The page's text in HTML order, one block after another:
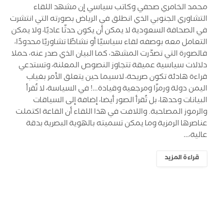
محمد الخامري صحفي وكاتب سياسي إن مشهد اللقاء
التشاوري الجنوبي الذي انطلق في الرياض بصورته التي انتشرت
في الصحافة السعودية لا يمكن أن يكون حدثًا عاديًا، ولا يمكن
التعامل معه بوصفه لقاء سياسيًا أو نشاطًا تشاوريًا محدودًا،
فالصورة التي تصدّرت المشهد، كما البيان الذي صدر عنه، حملا
دلالات سياسية عميقة تتجاوز النصوص المعلنة، وتستدعي
قراءة هادئة تكون صريحة، لاسيما حين يتعلق الأمر بغياب
اليمن دولة ورمزًا ومرجعية وقيادة…! في السياسة، لا تُقرأ
البيانات وحدها، بل تُقرأ الصور أيضا، إضافة إلى السياقات
والرموز المصاحبة. واللافت في هذا اللقاء أن القاعة اكتملت
عناصرها الرمزية وما يمكن تسميته بالهوية البصرية بدقة
عالية،…
قراءة المزيد